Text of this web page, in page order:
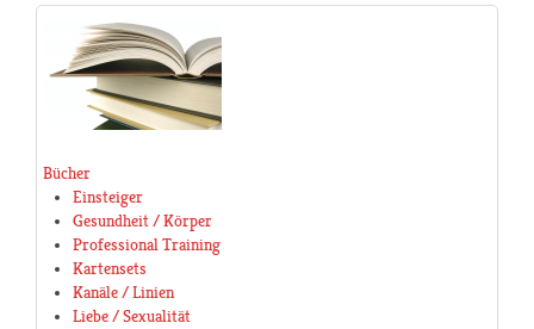
Bücher
Einsteiger
Gesundheit / Körper
Professional Training
Kartensets
Kanäle / Linien
Liebe / Sexualität